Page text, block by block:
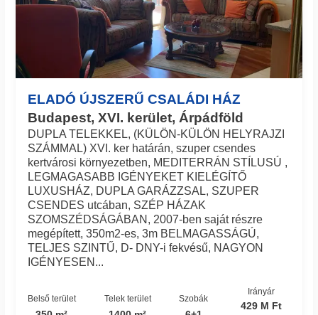
ELADÓ ÚJSZERŰ CSALÁDI HÁZ
Budapest, XVI. kerület, Árpádföld
DUPLA TELEKKEL, (KÜLÖN-KÜLÖN HELYRAJZI
SZÁMMAL) XVI. ker határán, szuper csendes
kertvárosi környezetben, MEDITERRÁN STÍLUSÚ ,
LEGMAGASABB IGÉNYEKET KIELÉGÍTŐ
LUXUSHÁZ, DUPLA GARÁZZSAL, SZUPER
CSENDES utcában, SZÉP HÁZAK
SZOMSZÉDSÁGÁBAN, 2007-ben saját részre
megépített, 350m2-es, 3m BELMAGASSÁGÚ,
TELJES SZINTŰ, D- DNY-i fekvésű, NAGYON
IGÉNYESEN...
Belső terület Telek terület Szobák
Irányár
429 M Ft